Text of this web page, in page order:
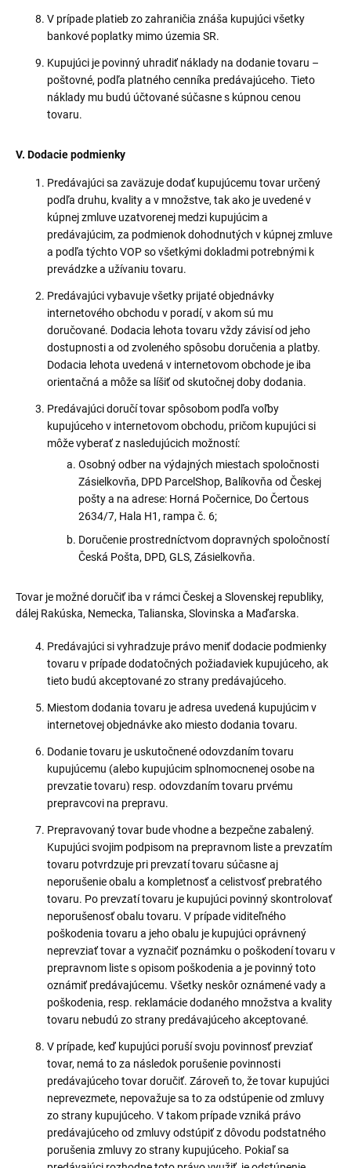
V prípade platieb zo zahraničia znáša kupujúci všetky
bankové poplatky mimo územia SR.
Kupujúci je povinný uhradiť náklady na dodanie tovaru –
poštovné, podľa platného cenníka predávajúceho. Tieto
náklady mu budú účtované súčasne s kúpnou cenou
tovaru.
V. Dodacie podmienky
Predávajúci sa zaväzuje dodať kupujúcemu tovar určený
podľa druhu, kvality a v množstve, tak ako je uvedené v
kúpnej zmluve uzatvorenej medzi kupujúcim a
predávajúcim, za podmienok dohodnutých v kúpnej zmluve
a podľa týchto VOP so všetkými dokladmi potrebnými k
prevádzke a užívaniu tovaru.
Predávajúci vybavuje všetky prijaté objednávky
internetového obchodu v poradí, v akom sú mu
doručované. Dodacia lehota tovaru vždy závisí od jeho
dostupnosti a od zvoleného spôsobu doručenia a platby.
Dodacia lehota uvedená v internetovom obchode je iba
orientačná a môže sa líšiť od skutočnej doby dodania.
Predávajúci doručí tovar spôsobom podľa voľby
kupujúceho v internetovom obchodu, pričom kupujúci si
môže vyberať z nasledujúcich možností:
Osobný odber na výdajných miestach spoločnosti
Zásielkovňa, DPD ParcelShop, Balíkovňa od Českej
pošty a na adrese: Horná Počernice, Do Čertous
2634/7, Hala H1, rampa č. 6;
Doručenie prostredníctvom dopravných spoločností
Česká Pošta, DPD, GLS, Zásielkovňa.
Tovar je možné doručiť iba v rámci Českej a Slovenskej republiky,
dálej Rakúska, Nemecka, Talianska, Slovinska a Maďarska.
Predávajúci si vyhradzuje právo meniť dodacie podmienky
tovaru v prípade dodatočných požiadaviek kupujúceho, ak
tieto budú akceptované zo strany predávajúceho.
Miestom dodania tovaru je adresa uvedená kupujúcim v
internetovej objednávke ako miesto dodania tovaru.
Dodanie tovaru je uskutočnené odovzdaním tovaru
kupujúcemu (alebo kupujúcim splnomocnenej osobe na
prevzatie tovaru) resp. odovzdaním tovaru prvému
prepravcovi na prepravu.
Prepravovaný tovar bude vhodne a bezpečne zabalený.
Kupujúci svojim podpisom na prepravnom liste a prevzatím
tovaru potvrdzuje pri prevzatí tovaru súčasne aj
neporušenie obalu a kompletnosť a celistvosť prebratého
tovaru. Po prevzatí tovaru je kupujúci povinný skontrolovať
neporušenosť obalu tovaru. V prípade viditeľného
poškodenia tovaru a jeho obalu je kupujúci oprávnený
neprevziať tovar a vyznačiť poznámku o poškodení tovaru v
prepravnom liste s opisom poškodenia a je povinný toto
oznámiť predávajúcemu. Všetky neskôr oznámené vady a
poškodenia, resp. reklamácie dodaného množstva a kvality
tovaru nebudú zo strany predávajúceho akceptované.
V prípade, keď kupujúci poruší svoju povinnosť prevziať
tovar, nemá to za následok porušenie povinnosti
predávajúceho tovar doručiť. Zároveň to, že tovar kupujúci
neprevezmete, nepovažuje sa to za odstúpenie od zmluvy
zo strany kupujúceho. V takom prípade vzniká právo
predávajúceho od zmluvy odstúpiť z dôvodu podstatného
porušenia zmluvy zo strany kupujúceho. Pokiaľ sa